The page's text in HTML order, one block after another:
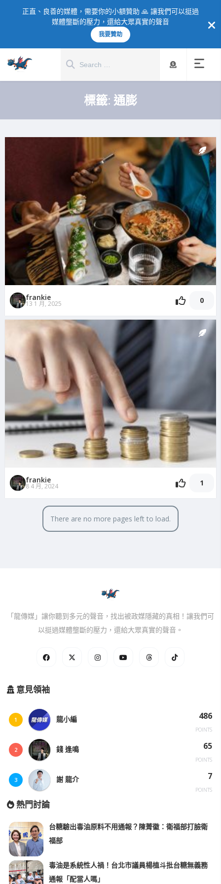
正直、良善的媒體，需要你的小額贊助 🙏 讓我們可以挺過
媒體壟斷的壓力，還給大眾真實的聲音
我要贊助
標籤: 通膨
frankie
13 1 月, 2025 0
frankie
8 4 月, 2024 1
There are no more pages left to load.
「龍傳媒」讓你聽到多元的聲音，找出被政媒隱藏的真相！讓我們可
以挺過媒體壟斷的壓力，還給大眾真實的聲音。
意見領袖
1 龍小編 486
POINTS
2 錢 逢鳴 65
POINTS
3 謝 龍介 7
POINTS
熱門討論
台糖驗出毒油原料不用通報？陳菁徽：衛福部打臉衛
福部
毒油是系統性人禍！台北市議員楊植斗批台糖無義務
通報「配當人嗎」